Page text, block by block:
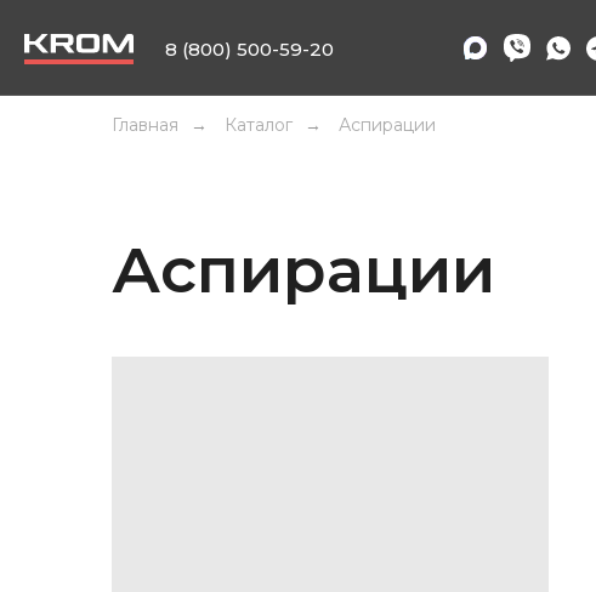
8 (800) 500-59-20
Главная → Каталог → Аспирации
Аспирации